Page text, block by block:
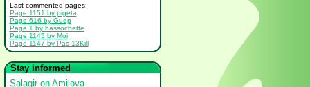
Last commented pages:
Page 1151 by pigeta
Page 616 by Guep
Page 1 by bassochette
Page 1145 by Moi
Page 1147 by Pas 13Kill
Stay informed
Salagir on Amilova